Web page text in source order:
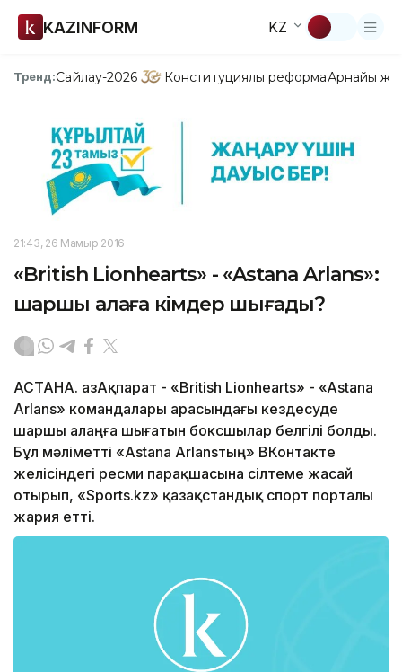
KAZINFORM KZ
Тренд:Сайлау-2026 Конституциялық реформаАрнайы
21:43, 26 Мамыр 2016
«British Lionhearts» - «Astana Arlans»:
шаршы алаңға кімдер шығады?
АСТАНА. ҚазАқпарат - «British Lionhearts» - «Astana
Arlans» командалары арасындағы кездесуде
шаршы алаңға шығатын боксшылар белгілі болды.
Бұл мәліметті «Astana Arlansтың» ВКонтакте
желісіндегі ресми парақшасына сілтеме жасай
отырып, «Sports.kz» қазақстандық спорт порталы
жария етті.